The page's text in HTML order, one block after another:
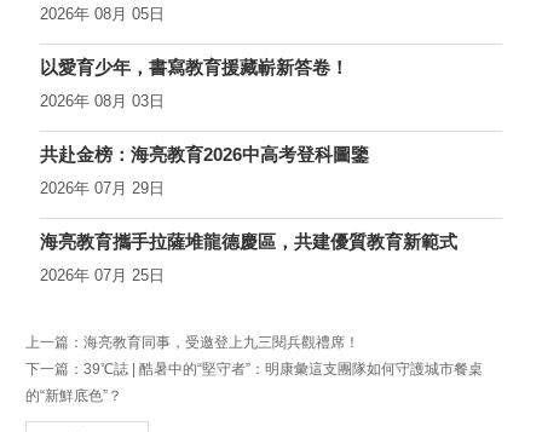
2026年 08月 05日
以愛育少年，書寫教育援藏嶄新答卷！
2026年 08月 03日
共赴金榜：海亮教育2026中高考登科圖鑒
2026年 07月 29日
海亮教育攜手拉薩堆龍德慶區，共建優質教育新範式
2026年 07月 25日
上一篇：海亮教育同事，受邀登上九三閱兵觀禮席！
下一篇：39℃誌 | 酷暑中的“堅守者”：明康彙這支團隊如何守護城市餐桌
的“新鮮底色”？